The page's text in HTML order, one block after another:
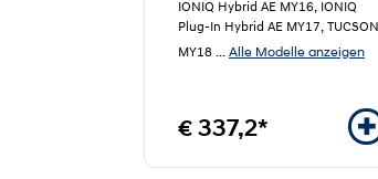
IONIQ Hybrid AE MY16, IONIQ
Plug-In Hybrid AE MY17, TUCSON
MY18 ... Alle Modelle anzeigen
€ 337,2*